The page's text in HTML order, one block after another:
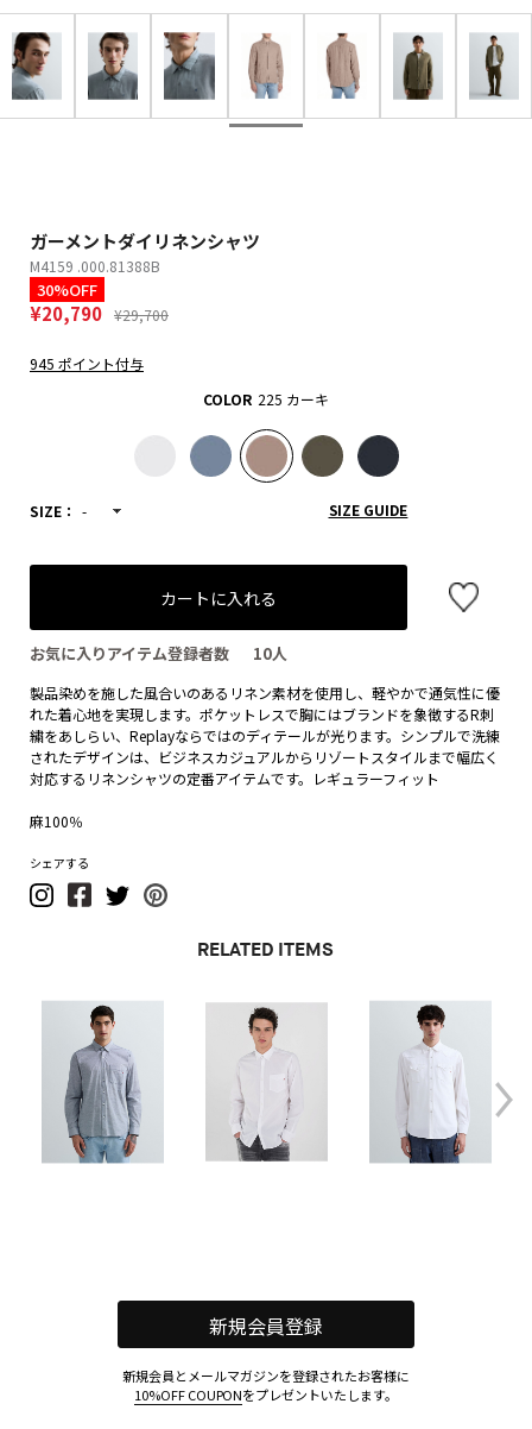
ガーメントダイリネンシャツ
M4159 .000.81388B
30%OFF
¥20,790 ¥29,700
945 ポイント付与
COLOR 225 カーキ
SIZE： - SIZE GUIDE
カートに入れる
お気に入りアイテム登録者数 10人
製品染めを施した風合いのあるリネン素材を使用し、軽やかで通気性に優
れた着心地を実現します。ポケットレスで胸にはブランドを象徴するR刺
繍をあしらい、Replayならではのディテールが光ります。シンプルで洗練
されたデザインは、ビジネスカジュアルからリゾートスタイルまで幅広く
対応するリネンシャツの定番アイテムです。レギュラーフィット
麻100％
シェアする
RELATED ITEMS
新規会員登録
新規会員とメールマガジンを登録されたお客様に
10%OFF COUPONをプレゼントいたします。